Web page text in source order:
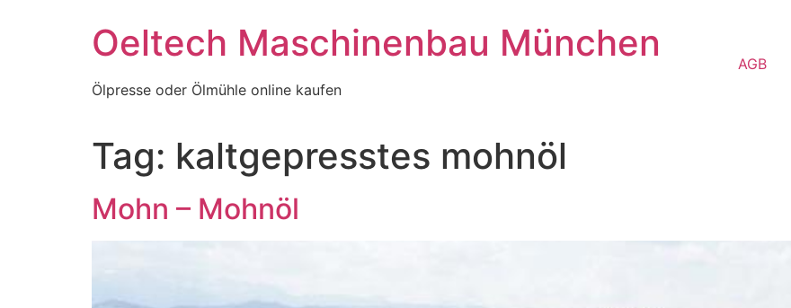
Oeltech Maschinenbau München
Ölpresse oder Ölmühle online kaufen
AGB
Tag: kaltgepresstes mohnöl
Mohn – Mohnöl